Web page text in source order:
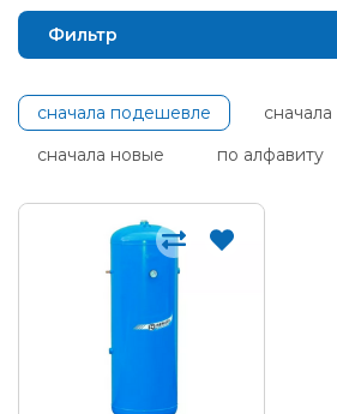
Фильтр
сначала подешевле
сначала новые
по алфавиту